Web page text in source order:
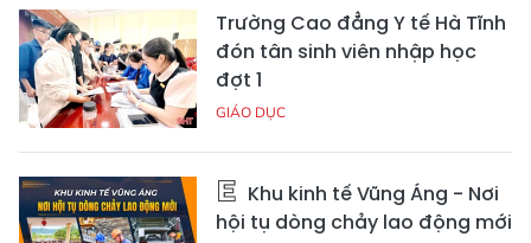
Trường Cao đẳng Y tế Hà Tĩnh
đón tân sinh viên nhập học
đợt 1
GIÁO DỤC
Khu kinh tế Vũng Áng - Nơi
hội tụ dòng chảy lao động mới